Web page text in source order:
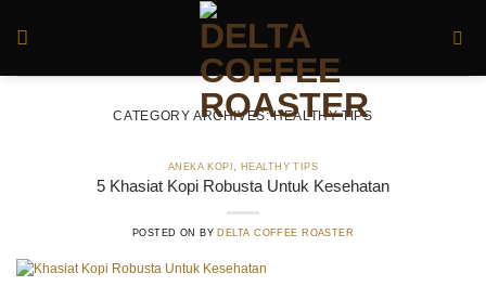
CATEGORY ARCHIVES:HEALTHY TIPS
ANEKA KOPI, HEALTHY TIPS
5 Khasiat Kopi Robusta Untuk Kesehatan
POSTED ON BY DELTA COFFEE ROASTER